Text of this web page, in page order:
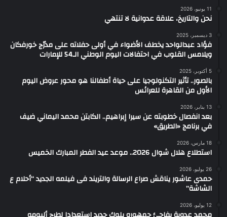
11 يونيو، 2026
نحن والتاريخ، علاقة عدوانية لا تنتهي
3 ديسمبر، 2025
فؤاد عبدالواحد يخطف الأضواء في أولى حفلاته على مدرّج خورفكان
ويلامس القلوب في احتفالات اليوم الوطني الـ54 للإمارات
5 أكتوبر، 2025
بالصور.. تأثير التكنولوجيا على حياة أطفالنا هو محور عروض اليوم
الأول من القاهرة للعرائس
13 يناير، 2026
بعد انفصال خطوبته عن سيرا إبراهيم.. الكابتن محمد اليماني ضيف
في برنامج «الطريق»
18 مارس، 2026
استطلاع هلال شوال 2026.. موعد عيد الفطر المبارك الخميس
26 يوليو، 2026
حمدى عاشور يناقش صراع الرسالة والتريند فى فيلمه الجديد “أحلام ع
الشاشة”
12 يوليو، 2026